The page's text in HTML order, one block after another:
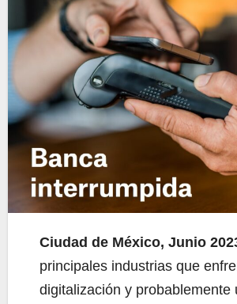
Ciudad de México, Junio
principales industrias que
digitalización y probablemente